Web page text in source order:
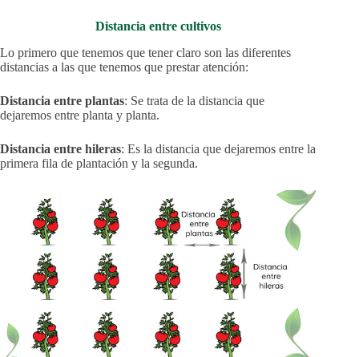
Distancia entre cultivos
Lo primero que tenemos que tener claro son las diferentes
distancias a las que tenemos que prestar atención:
Distancia entre plantas: Se trata de la distancia que
dejaremos entre planta y planta.
Distancia entre hileras: Es la distancia que dejaremos entre la
primera fila de plantación y la segunda.